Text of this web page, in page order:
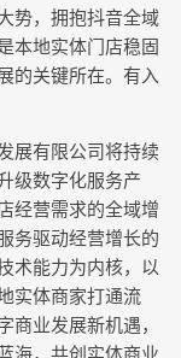
，拥抱抖音全域
本地实体门店稳固
的关键所在。有入
有限公司将持续
级数字化服务产
经营需求的全域增
务驱动经营增长的
术能力为内核，以
实体商家打通流
业发展新机遇，
海，共创实体商业